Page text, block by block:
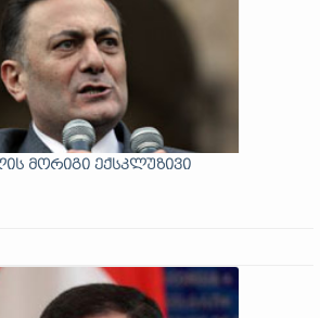
მორიგი ექსკლუზივი